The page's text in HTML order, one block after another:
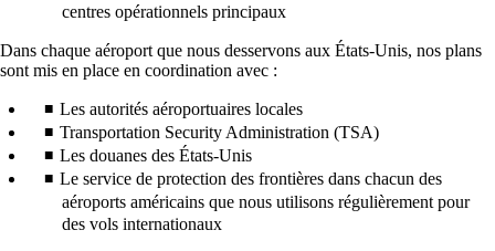
centres opérationnels principaux
Dans chaque aéroport que nous desservons aux États-Unis, nos plans
sont mis en place en coordination avec :
Les autorités aéroportuaires locales
Transportation Security Administration (TSA)
Les douanes des États-Unis
Le service de protection des frontières dans chacun des
aéroports américains que nous utilisons régulièrement pour
des vols internationaux